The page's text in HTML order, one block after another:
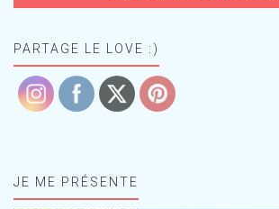
PARTAGE LE LOVE :)
JE ME PRÉSENTE